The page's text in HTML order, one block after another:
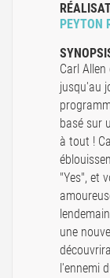
PEYTON
Carl
jusqu'au
basé sur
à tout !
"Yes", et
une
l'ennemi